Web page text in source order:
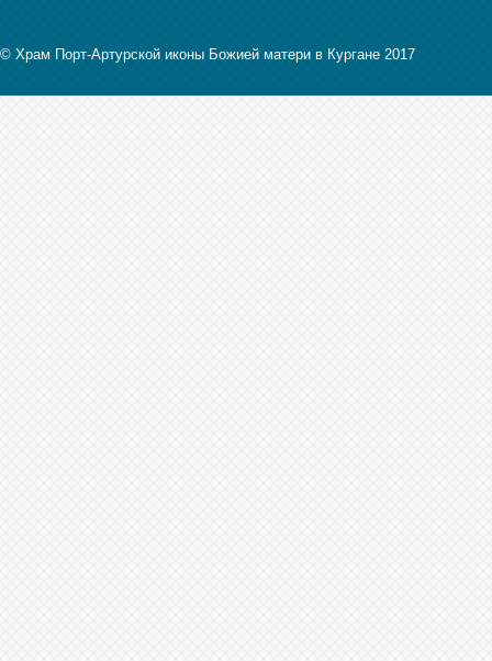
© Храм Порт-Артурской иконы Божией матери в Кургане 2017